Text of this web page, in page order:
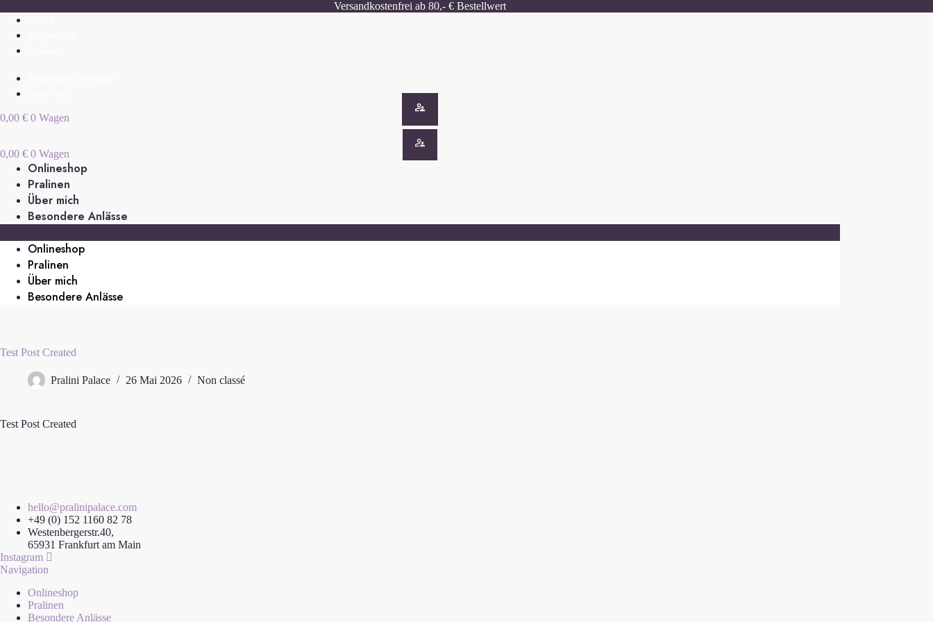
Inhalt
Versandkostenfrei ab 80,- € Bestellwert
0,00 € 0 Wagen
0,00 € 0 Wagen
Onlineshop
Pralinen
Über mich
Besondere Anlässe
Onlineshop
Pralinen
Über mich
Besondere Anlässe
Test Post Created
Pralini Palace 26 Mai 2026 Non classé
Test Post Created
hello@pralinipalace.com
+49 (0) 152 1160 82 78
Westenbergerstr.40,
65931 Frankfurt am Main
Instagram
Navigation
Onlineshop
Pralinen
Besondere Anlässe